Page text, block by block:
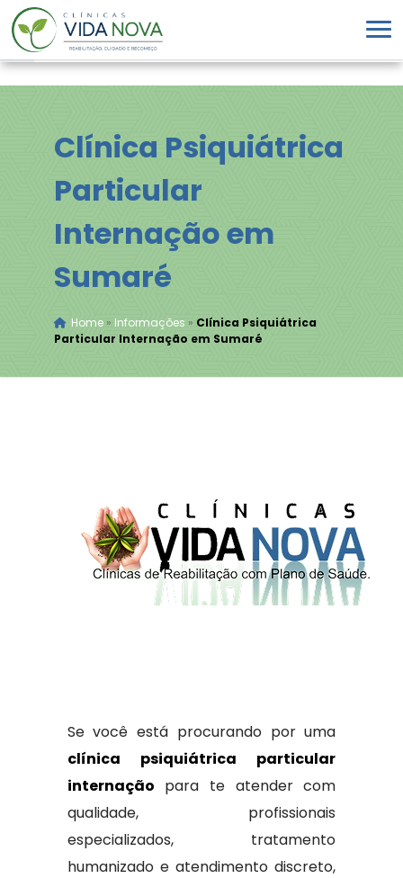
Clínica Psiquiátrica
Particular
Internação em
Sumaré
Home» Informações » Clínica Psiquiátrica
Particular Internação em Sumaré
Se você está procurando por uma
clínica psiquiátrica particular
internação para te atender com
qualidade, profissionais
especializados, tratamento
humanizado e atendimento discreto,